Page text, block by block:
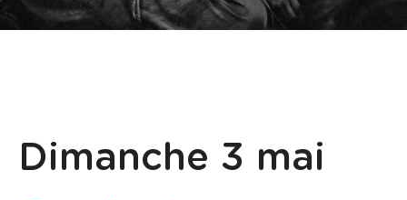
Dimanche 3 mai